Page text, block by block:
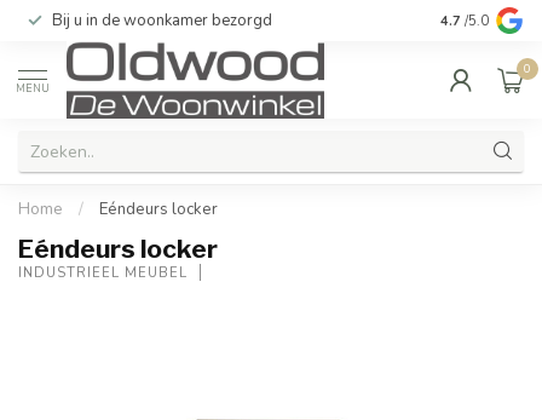
Bij u in de woonkamer bezorgd Kwaliteit &
4.7 /5.0
MENU
0
Home / Eéndeurs locker
Eéndeurs locker
INDUSTRIEEL MEUBEL